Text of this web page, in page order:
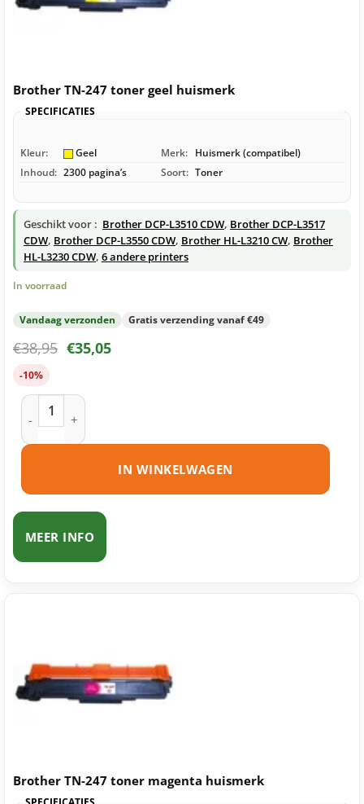
Brother TN-247 toner geel huismerk
SPECIFICATIES
Kleur: Geel Merk: Huismerk (compatibel)
Inhoud: 2300 pagina’s Soort: Toner
Geschikt voor : Brother DCP-L3510 CDW, Brother DCP-L3517
CDW, Brother DCP-L3550 CDW, Brother HL-L3210 CW, Brother
HL-L3230 CDW, 6 andere printers
In voorraad
Vandaag verzonden Gratis verzending vanaf €49
€38,95 €35,05
-10%
Brother TN-247 toner geel huismerk aantal
IN WINKELWAGEN
MEER INFO
Brother TN-247 toner magenta huismerk